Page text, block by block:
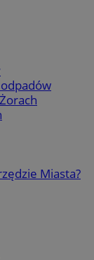
Miasta?